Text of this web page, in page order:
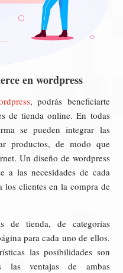
en wordpress
, podrás beneficiarte
de tienda online. En todas
se pueden integrar las
productos, de modo que
Un diseño de wordpress
a las necesidades de cada
los clientes en la compra de
de tienda, de categorías
para cada uno de ellos.
las posibilidades son
las ventajas de ambas